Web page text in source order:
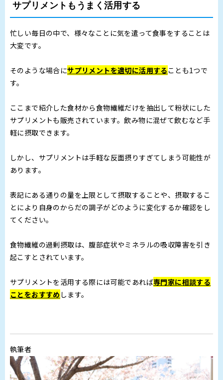
サプリメントもうまく活用する
忙しい毎日の中で、様々なことに気を遣って食事をすることは
大変です。
そのような場合にサプリメントを適切に活用する ことも1つで
す。
ここまで紹介した食材から食物繊維だけを抽出して粉状にした
サプリメントも販売されています。飲み物に混ぜて飲むなど手
軽に摂取できます。
しかし、サプリメントは手軽な反面摂りすぎてしまう可能性が
あります。
表記にある通りの量を上限として摂取することや、摂取するこ
とにより自身のからだの調子がどのように変化するか確認をし
てください。
食物繊維の過剰摂取は、腹部症状やミネラルの吸収障害を引き
起こすとされています。
サプリメントを活用する際には可能であれば専門家に相談する
ことをおすすめ します。
執筆者